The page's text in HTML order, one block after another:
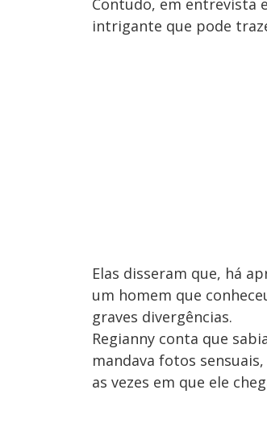
Contudo, em entrevista
intrigante que pode
Elas disseram que, há
um homem que
graves divergências.
Regianny conta que
mandava fotos
as vezes em que ele